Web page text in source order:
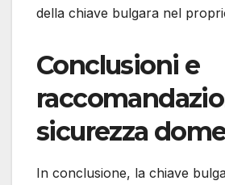
della chiave bulgara nel
Conclusioni e
sicurezza
In conclusione, la chiave